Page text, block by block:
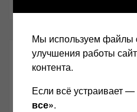
СОЦИАЛЬНЫЕ СЕТИ:
Звукомания сайт оф.группа
Мы используем файлы
улучшения работы
контента.
Если всё устраивает
все».